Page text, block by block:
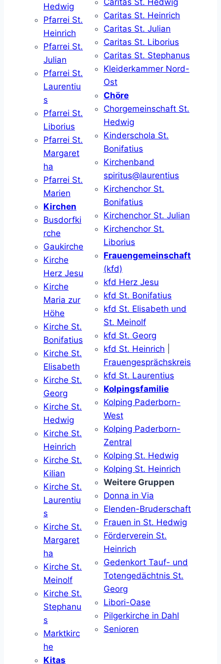
Hedwig
Pfarrei St.
Heinrich
Pfarrei St.
Julian
Pfarrei St.
Laurentiu
s
Pfarrei St.
Liborius
Pfarrei St.
Margaret
ha
Pfarrei St.
Marien
Kirchen
Busdorfki
rche
Gaukirche
Kirche
Herz Jesu
Kirche
Maria zur
Höhe
Kirche St.
Bonifatius
Kirche St.
Elisabeth
Kirche St.
Georg
Kirche St.
Hedwig
Kirche St.
Heinrich
Kirche St.
Kilian
Kirche St.
Laurentiu
s
Kirche St.
Margaret
ha
Kirche St.
Meinolf
Kirche St.
Stephanu
s
Marktkirc
he
Kitas
Caritas St. Hedwig
Caritas St. Heinrich
Caritas St. Julian
Caritas St. Liborius
Caritas St. Stephanus
Kleiderkammer Nord-
Ost
Chöre
Chorgemeinschaft St.
Hedwig
Kinderschola St.
Bonifatius
Kirchenband
spiritus@laurentius
Kirchenchor St.
Bonifatius
Kirchenchor St. Julian
Kirchenchor St.
Liborius
Frauengemeinschaft
(kfd)
kfd Herz Jesu
kfd St. Bonifatius
kfd St. Elisabeth und
St. Meinolf
kfd St. Georg
kfd St. Heinrich
Frauengesprächskreis
kfd St. Laurentius
Kolpingsfamilie
Kolping Paderborn-
West
Kolping Paderborn-
Zentral
Kolping St. Hedwig
Kolping St. Heinrich
Weitere Gruppen
Donna in Via
Elenden-Bruderschaft
Frauen in St. Hedwig
Förderverein St.
Heinrich
Gedenkort Tauf- und
Totengedächtnis St.
Georg
Libori-Oase
Pilgerkirche in Dahl
Senioren